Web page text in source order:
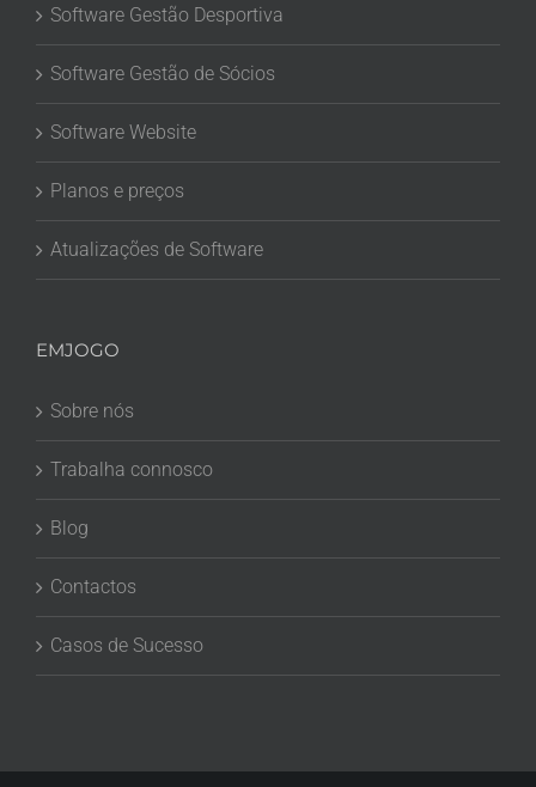
Software Gestão Desportiva
Software Gestão de Sócios
Software Website
Planos e preços
Atualizações de Software
EMJOGO
Sobre nós
Trabalha connosco
Blog
Contactos
Casos de Sucesso